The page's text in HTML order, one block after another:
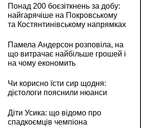
Понад 200 боєзіткнень за добу:
найгарячіше на Покровському
та Костянтинівському напрямках
Памела Андерсон розповіла, на
що витрачає найбільше грошей і
на чому економить
Чи корисно їсти сир щодня:
дієтологи пояснили нюанси
Діти Усика: що відомо про
спадкоємців чемпіона